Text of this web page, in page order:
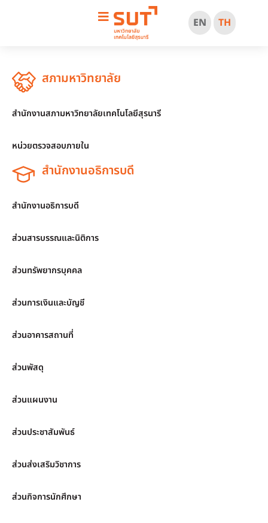
EN TH
สภามหาวิทยาลัย
สำนักงานสภามหาวิทยาลัยเทคโนโลยีสุรนารี
หน่วยตรวจสอบภายใน
สำนักงานอธิการบดี
สำนักงานอธิการบดี
ส่วนสารบรรณและนิติการ
ส่วนทรัพยากรบุคคล
ส่วนการเงินและบัญชี
ส่วนอาคารสถานที่
ส่วนพัสดุ
ส่วนแผนงาน
ส่วนประชาสัมพันธ์
ส่วนส่งเสริมวิชาการ
ส่วนกิจการนักศึกษา